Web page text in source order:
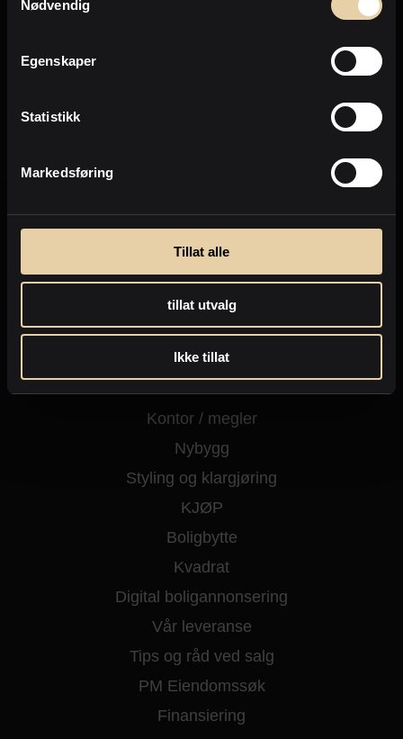
Nødvendig
Egenskaper
Statistikk
Markedsføring
Tillat alle
tillat utvalg
Ikke tillat
Selge eiendom
Kjøpe eiendom
Fritidseiendom
Kontor / megler
Nybygg
Styling og klargjøring
KJØP
Boligbytte
Kvadrat
Digital boligannonsering
Vår leveranse
Tips og råd ved salg
PM Eiendomssøk
Finansiering